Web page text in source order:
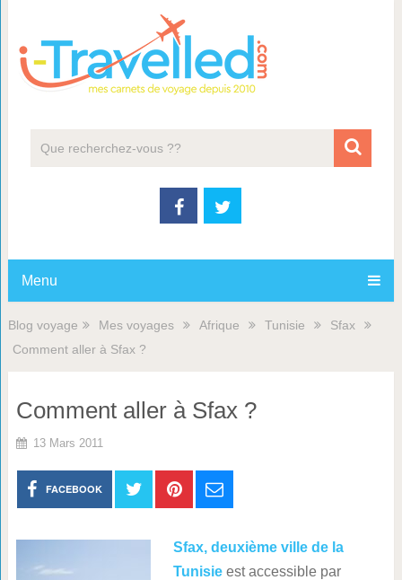
Menu
Blog voyage Mes voyages Afrique Tunisie
Sfax
Comment aller à Sfax ?
Comment aller à Sfax ?
13 Mars 2011
FACEBOOK
Sfax, deuxième ville de la
Tunisieest accessible par